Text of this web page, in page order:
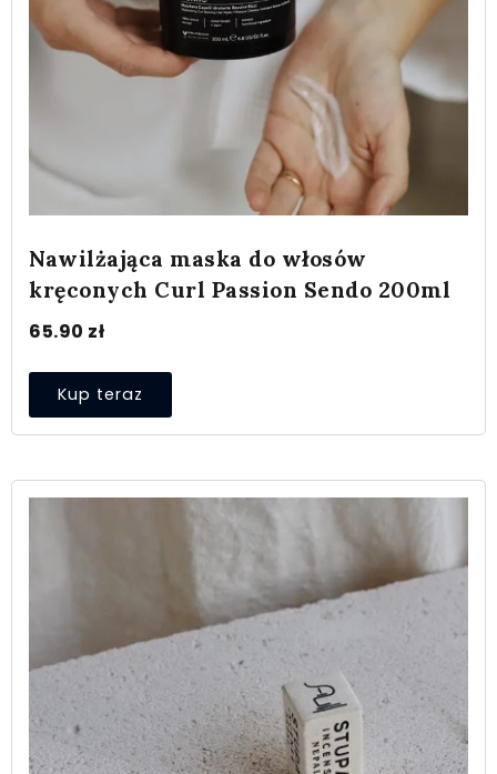
Nawilżająca maska do włosów
kręconych Curl Passion Sendo 200ml
65.90 zł
Kup teraz